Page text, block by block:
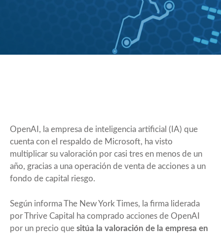
OpenAI, la empresa de inteligencia artificial (IA) que
cuenta con el respaldo de Microsoft, ha visto
multiplicar su valoración por casi tres en menos de un
año, gracias a una operación de venta de acciones a un
fondo de capital riesgo.
Según informaThe New York Times, la firma liderada
por Thrive Capital ha comprado acciones de OpenAI
por un precio que sitúa la valoración de la empresa en